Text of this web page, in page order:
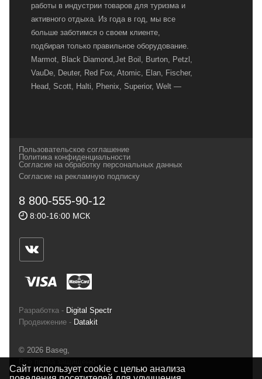
работы в индустрии товаров для туризма и
активного отдыха. Из года в год, мы все
больше заботимся о своем клиенте,
подбирая только правильное оборудование.
Marmot, Black Diamond,Jet Boil, Burton, Petzl,
VauDe, Deuter, Red Fox, Atomic, Elan, Fischer,
Head, Scott, Halti, Phenix, Superior, Welt —
и взыскательных путешественников,
спортсменов и отдыхающих.
Геннадьевич
ИНН 590300057023 ОГРН 304590319000121
ул.Советская, 25, магазин Басег.
Тел./факс (342) 2101242
Пользовательское соглашение
Политика конфиденциальности
Согласие на обработку персональных данных
Согласие на рекламную подписку
8 800-555-90-12
8:00-16:00 МСК
Разработка - Digital Spectr
Продвижение - Datakit
© 2026 Baseg,
Сайт использует cookie с целью анализа